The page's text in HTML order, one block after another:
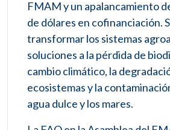
FMAM y un apalancamiento
de dólares en cofinanciación.
transformar los sistemas
soluciones a la pérdida de
cambio climático, la
ecosistemas y la
agua dulce y los mares.